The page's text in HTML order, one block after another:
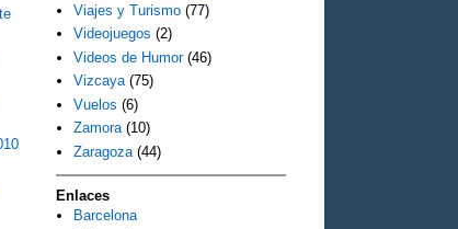
Viajes y Turismo (77)
Videojuegos (2)
Videos de Humor (46)
Vizcaya (75)
Vuelos (6)
Zamora (10)
Zaragoza (44)
Enlaces
Barcelona